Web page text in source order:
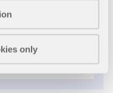
only
LA